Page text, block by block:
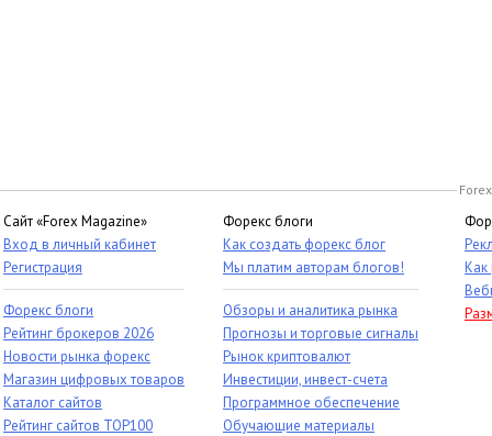
Сайт «Forex Magazine»
Вход в личный кабинет
Регистрация
Форекс блоги
Рейтинг брокеров 2026
Новости рынка форекс
Магазин цифровых товаров
Каталог сайтов
Рейтинг сайтов TOP100
Форекс блоги
Как создать форекс блог
Мы платим авторам блогов!
Обзоры и аналитика рынка
Прогнозы и торговые сигналы
Рынок криптовалют
Инвестиции, инвест-счета
Программное обеспечение
Обучающие материалы
Как